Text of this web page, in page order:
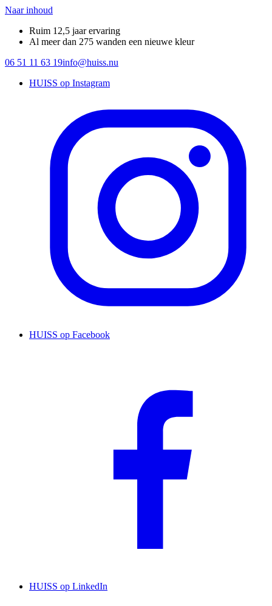
Naar inhoud
Ruim 12,5 jaar ervaring
Al meer dan 275 wanden een nieuwe kleur
06 51 11 63 19info@huiss.nu
HUISS op Instagram
HUISS op Facebook
HUISS op LinkedIn